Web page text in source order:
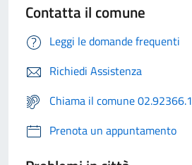
Contatta il comune
Leggi le domande frequenti
Richiedi Assistenza
Chiama il comune 02.92366.1
Prenota un appuntamento